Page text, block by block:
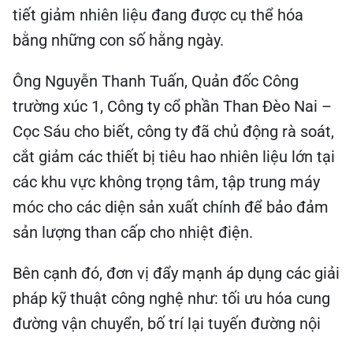
tiết giảm nhiên liệu đang được cụ thể hóa
bằng những con số hằng ngày.
Ông Nguyễn Thanh Tuấn, Quản đốc Công
trường xúc 1, Công ty cổ phần Than Đèo Nai –
Cọc Sáu cho biết, công ty đã chủ động rà soát,
cắt giảm các thiết bị tiêu hao nhiên liệu lớn tại
các khu vực không trọng tâm, tập trung máy
móc cho các diện sản xuất chính để bảo đảm
sản lượng than cấp cho nhiệt điện.
Bên cạnh đó, đơn vị đẩy mạnh áp dụng các giải
pháp kỹ thuật công nghệ như: tối ưu hóa cung
đường vận chuyển, bố trí lại tuyến đường nội